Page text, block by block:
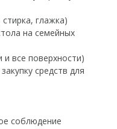
стирка, глажка)
на семейных
и все поверхности)
средств для
соблюдение